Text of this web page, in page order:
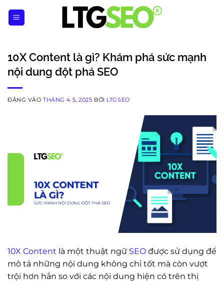
qua
10X Content là gì? Khám phá sức mạnh
nội dung đột phá SEO
ĐĂNG VÀOTHÁNG 4 5, 2025 BỞI LTGSEO
10X Content là một thuật ngữ SEO được sử dụng để
mô tả những nội dung không chỉ tốt mà còn vượt
trội hơn hẳn so với các nội dung hiện có trên thị